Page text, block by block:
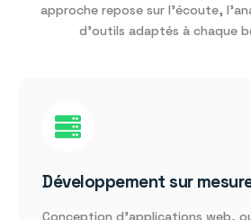
approche repose sur l’écoute,
d’outils adaptés à chaque
Développement sur
Conception d’applications web,